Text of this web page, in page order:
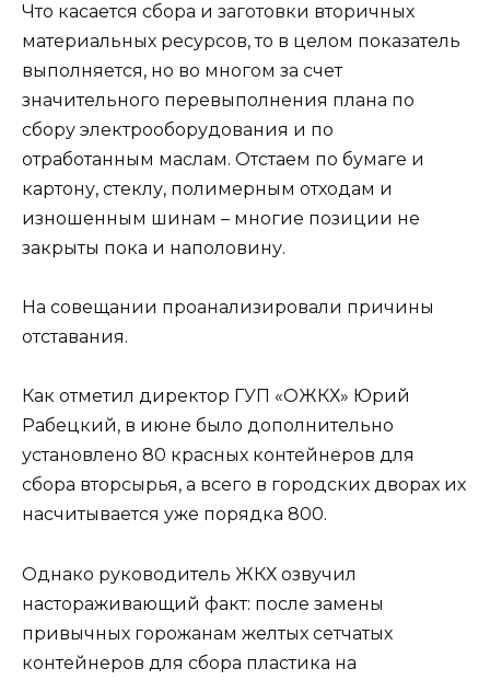
Что касается сбора и заготовки вторичных
материальных ресурсов, то в целом показатель
выполняется, но во многом за счет
значительного перевыполнения плана по
сбору электрооборудования и по
отработанным маслам. Отстаем по бумаге и
картону, стеклу, полимерным отходам и
изношенным шинам – многие позиции не
закрыты пока и наполовину.
На совещании проанализировали причины
отставания.
Как отметил директор ГУП «ОЖКХ» Юрий
Рабецкий, в июне было дополнительно
установлено 80 красных контейнеров для
сбора вторсырья, а всего в городских дворах их
насчитывается уже порядка 800.
Однако руководитель ЖКХ озвучил
настораживающий факт: после замены
привычных горожанам желтых сетчатых
контейнеров для сбора пластика на